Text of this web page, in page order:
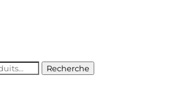
Recherche